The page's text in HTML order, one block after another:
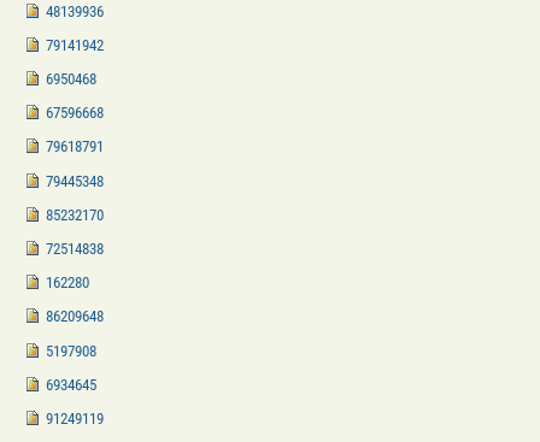
48139936
79141942
6950468
67596668
79618791
79445348
85232170
72514838
162280
86209648
5197908
6934645
91249119